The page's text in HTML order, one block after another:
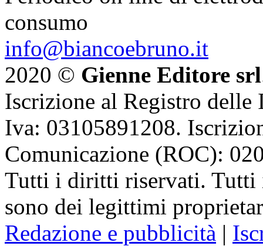
consumo
info@biancoebruno.it
2020 © Gienne Editore srl
Iscrizione al Registro delle
Iva: 03105891208.
Comunicazione (ROC):
Tutti i diritti riservati. Tutti
sono dei legittimi
Redazione e pubblicità |